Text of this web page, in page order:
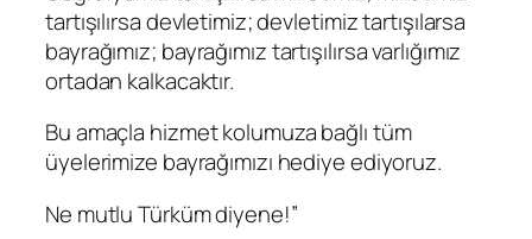
tartışılırsa devletimiz; devletimiz tartışılarsa
bayrağımız; bayrağımız tartışılırsa varlığımız
ortadan kalkacaktır.
Bu amaçla hizmet kolumuza bağlı tüm
üyelerimize bayrağımızı hediye ediyoruz.
Ne mutlu Türküm diyene!”